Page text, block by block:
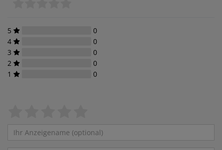
5
0
4
0
3
0
2
0
1
0
von
von
von
von
von